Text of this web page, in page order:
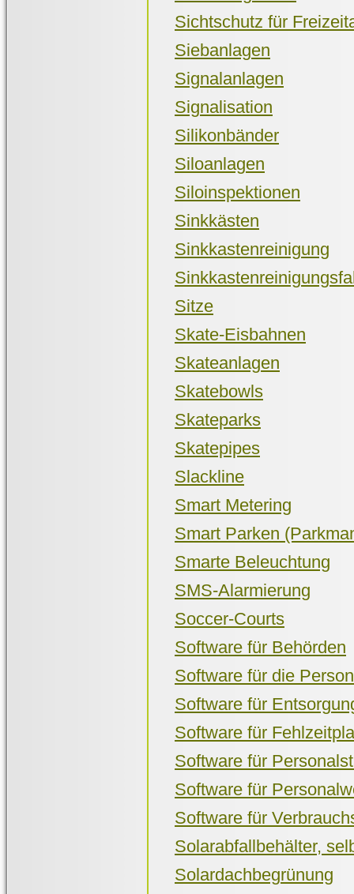
Sichtschutz für
Siebanlagen
Signalanlagen
Signalisation
Silikonbänder
Siloanlagen
Siloinspektionen
Sinkkästen
Sinkkastenreinigung
Sitze
Skate-Eisbahnen
Skateanlagen
Skatebowls
Skateparks
Skatepipes
Slackline
Smart Metering
Smart Parken
Smarte Beleuchtung
SMS-Alarmierung
Soccer-Courts
Software für Behörden
Software für die
Software für
Software für
Software für
Software für
Software für
Solarabfallbehälter,
Solardachbegrünung